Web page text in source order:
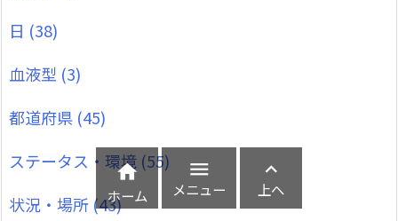
日 (38)
血液型 (3)
都道府県 (45)
ステータス・環境 (55)
状況・場所 (43)

ホーム

メニュー

上へ